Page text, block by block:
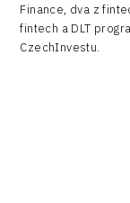
Finance, dva z
fintech a DLT
CzechInvestu.